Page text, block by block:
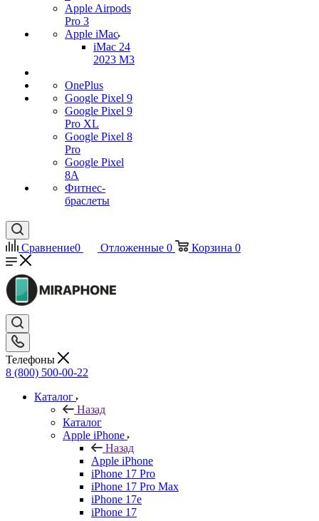
Apple Airpods
Pro 3
Apple iMac
iMac 24
2023 M3
OnePlus
Google Pixel 9
Google Pixel 9
Pro XL
Google Pixel 8
Pro
Google Pixel
8A
Фитнес-
браслеты
Сравнение0 Отложенные 0 Корзина 0
Телефоны
8 (800) 500-00-22
Каталог
Назад
Каталог
Apple iPhone
Назад
Apple iPhone
iPhone 17 Pro
iPhone 17 Pro Max
iPhone 17e
iPhone 17